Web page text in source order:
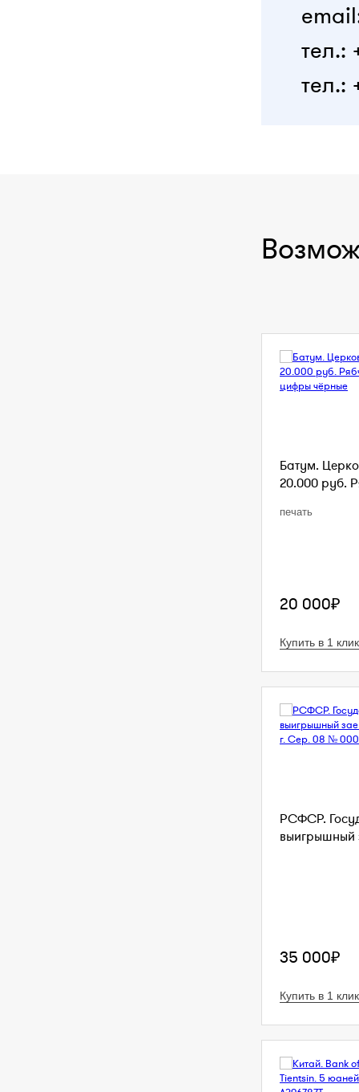
тел.:
тел.:
Батум.
20.000 руб.
печать
20 000₽
Купить в 1 клик
РСФСР.
выигрышный
35 000₽
Купить в 1 клик